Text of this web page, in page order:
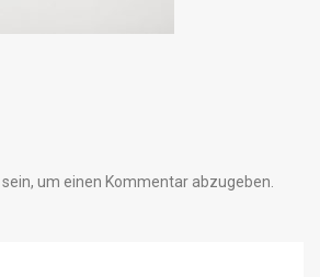
sein, um einen Kommentar abzugeben.